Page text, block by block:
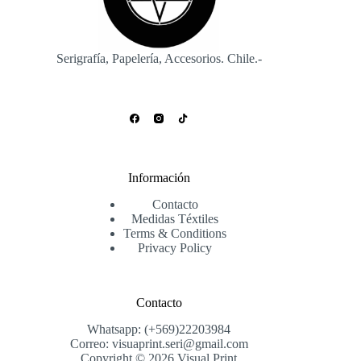
la
página
producto
Serigrafía, Papelería, Accesorios. Chile.-
Información
Contacto
Medidas Téxtiles
Terms & Conditions
Privacy Policy
Contacto
Whatsapp: (+569)22203984
Correo: visuaprint.seri@gmail.com
Copyright © 2026 Visual Print